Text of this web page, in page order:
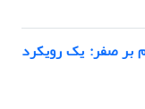
بر صفر: یک رویکرد